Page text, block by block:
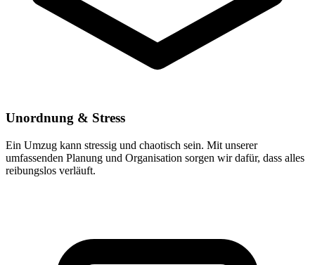
Unordnung & Stress
Ein Umzug kann stressig und chaotisch sein. Mit unserer
umfassenden Planung und Organisation sorgen wir dafür, dass alles
reibungslos verläuft.